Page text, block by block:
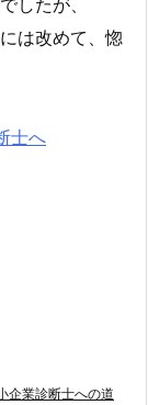
は改めて、惚
企業診断士への道